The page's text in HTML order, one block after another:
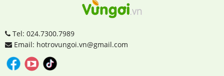
Tel: 024.7300.7989
Email: hotrovungoi.vn@gmail.com